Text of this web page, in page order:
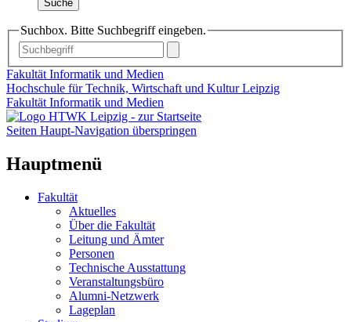
Suche
Suchbox. Bitte Suchbegriff eingeben.
Fakultät Informatik und Medien
Hochschule für Technik, Wirtschaft und Kultur Leipzig
Fakultät Informatik und Medien
Seiten Haupt-Navigation überspringen
Hauptmenü
Fakultät
Aktuelles
Über die Fakultät
Leitung und Ämter
Personen
Technische Ausstattung
Veranstaltungsbüro
Alumni-Netzwerk
Lageplan